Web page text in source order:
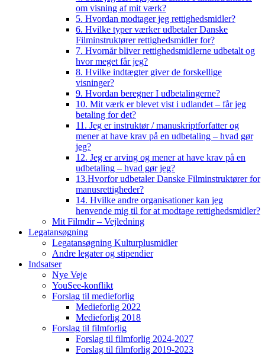
om visning af mit værk?
5. Hvordan modtager jeg rettighedsmidler?
6. Hvilke typer værker udbetaler Danske
Filminstruktører rettighedsmidler for?
7. Hvornår bliver rettighedsmidlerne udbetalt og
hvor meget får jeg?
8. Hvilke indtægter giver de forskellige
visninger?
9. Hvordan beregner I udbetalingerne?
10. Mit værk er blevet vist i udlandet – får jeg
betaling for det?
11. Jeg er instruktør / manuskriptforfatter og
mener at have krav på en udbetaling – hvad gør
jeg?
12. Jeg er arving og mener at have krav på en
udbetaling – hvad gør jeg?
13.Hvorfor udbetaler Danske Filminstruktører for
manusrettigheder?
14. Hvilke andre organisationer kan jeg
henvende mig til for at modtage rettighedsmidler?
Mit Filmdir – Vejledning
Legatansøgning
Legatansøgning Kulturplusmidler
Andre legater og stipendier
Indsatser
Nye Veje
YouSee-konflikt
Forslag til medieforlig
Medieforlig 2022
Medieforlig 2018
Forslag til filmforlig
Forslag til filmforlig 2024-2027
Forslag til filmforlig 2019-2023